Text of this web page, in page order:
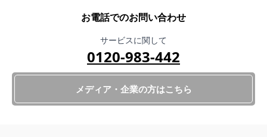
お電話でのお問い合わせ
サービスに関して
0120-983-442
メディア・企業の方はこちら